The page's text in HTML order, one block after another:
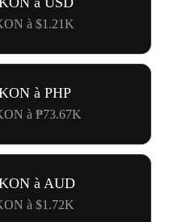
à $1.21K
à PHP
à ₱73.67K
à AUD
à $1.72K